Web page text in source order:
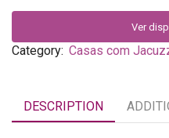
Ver
Category: Casas com
DESCRIPTION